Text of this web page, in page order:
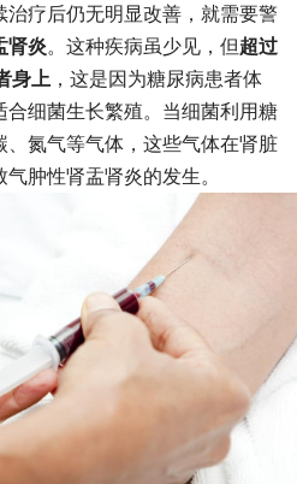
疗后仍无明显改善，就需要警
肾炎。这种疾病虽少见，但超过
身上 ，这是因为糖尿病患者体
细菌生长繁殖。当细菌利用糖
氮气等气体，这些气体在肾脏
肿性肾盂肾炎的发生。